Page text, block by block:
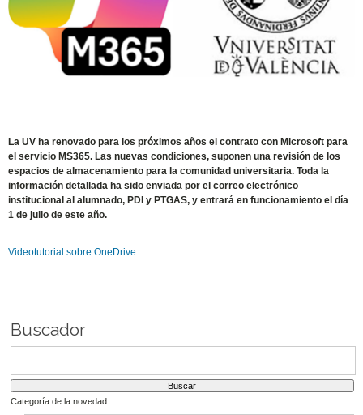
La UV ha renovado para los próximos años el contrato con Microsoft para
el servicio MS365. Las nuevas condiciones, suponen una revisión de los
espacios de almacenamiento para la comunidad universitaria. Toda la
información detallada ha sido enviada por el correo electrónico
institucional al alumnado, PDI y PTGAS, y entrará en funcionamiento el día
1 de julio de este año.
Videotutorial sobre OneDrive
Buscador
Categoría de la novedad: